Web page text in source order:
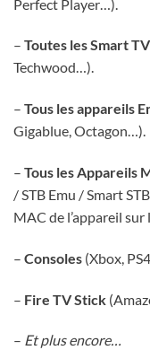
Perfect Player…).
– Toutes les Smart TV
Techwood…).
– Tous les appareils
Gigablue, Octagon…).
– Tous les Appareils
/ STB Emu / Smart
MAC de l’appareil
– Consoles (Xbox,
– Fire TV Stick
– Et plus encore…